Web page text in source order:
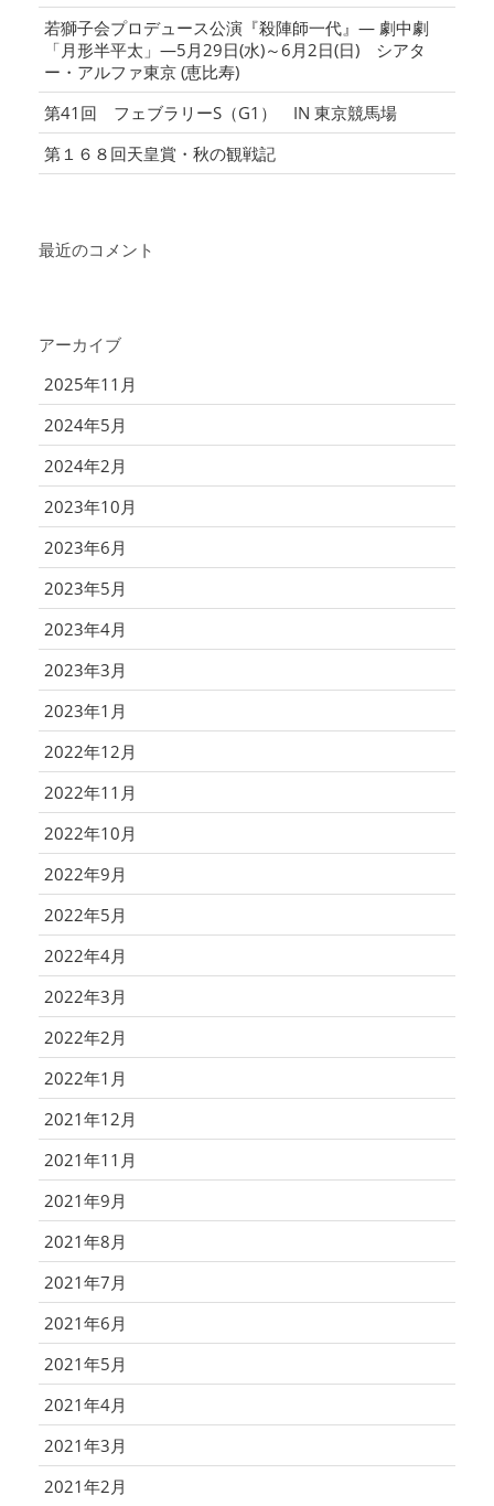
若獅子会プロデュース公演『殺陣師一代』― 劇中劇
「月形半平太」―5月29日(水)～6月2日(日) シアタ
ー・アルファ東京 (恵比寿)
第41回 フェブラリーS（G1） IN 東京競馬場
第１６８回天皇賞・秋の観戦記
最近のコメント
アーカイブ
2025年11月
2024年5月
2024年2月
2023年10月
2023年6月
2023年5月
2023年4月
2023年3月
2023年1月
2022年12月
2022年11月
2022年10月
2022年9月
2022年5月
2022年4月
2022年3月
2022年2月
2022年1月
2021年12月
2021年11月
2021年9月
2021年8月
2021年7月
2021年6月
2021年5月
2021年4月
2021年3月
2021年2月